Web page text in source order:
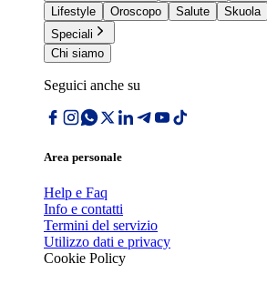
Lifestyle
Oroscopo Salute Skuola
Speciali
Chi siamo
Seguici anche su
Area personale
Help e Faq
Info e contatti
Termini del servizio
Utilizzo dati e privacy
Cookie Policy